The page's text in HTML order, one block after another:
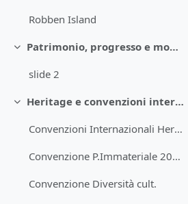
Robben Island
Minimizza
Patrimonio, progresso e modernità
slide 2
Minimizza
Heritage e convenzioni internazionali
Convenzioni Internazionali Heritage 1972
Convenzione P.Immateriale 2003
Convenzione Diversità cult.